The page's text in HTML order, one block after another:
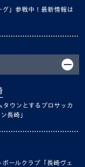
」参戦中！最新情報は
タウンとするプロサッカ
長崎」
ールクラブ「長崎ヴェ